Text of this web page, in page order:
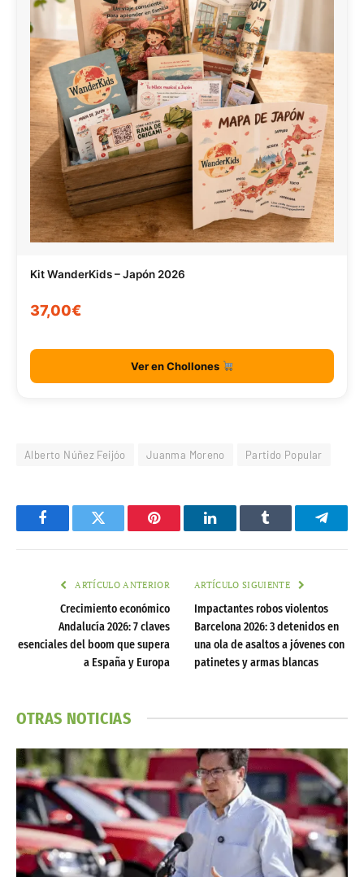
Kit WanderKids – Japón 2026
37,00€
Ver en Chollones
Alberto Núñez Feijóo Juanma Moreno Partido Popular
FacebookTwitter Pinterest LinkedInTumblr
ARTÍCULO ANTERIOR
Crecimiento económico
Andalucía 2026: 7 claves
esenciales del boom que supera
a España y Europa
ARTÍCULO SIGUIENTE
Impactantes robos violentos
Barcelona 2026: 3 detenidos en
una ola de asaltos a jóvenes con
patinetes y armas blancas
OTRAS NOTICIAS